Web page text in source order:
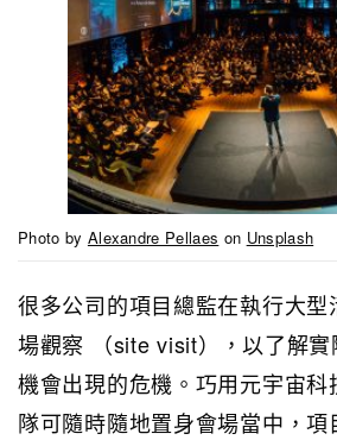
Photo by Alexandre Pellaes on Unsplash
很多公司的項目總監在執行大型
場觀察 （site visit），以了解
機會出現的危機。巧用元宇宙科
隊可隨時隨地置身會場當中，